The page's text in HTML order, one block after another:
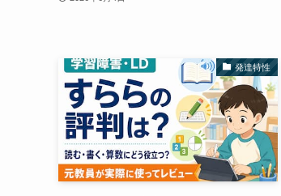
発達特性